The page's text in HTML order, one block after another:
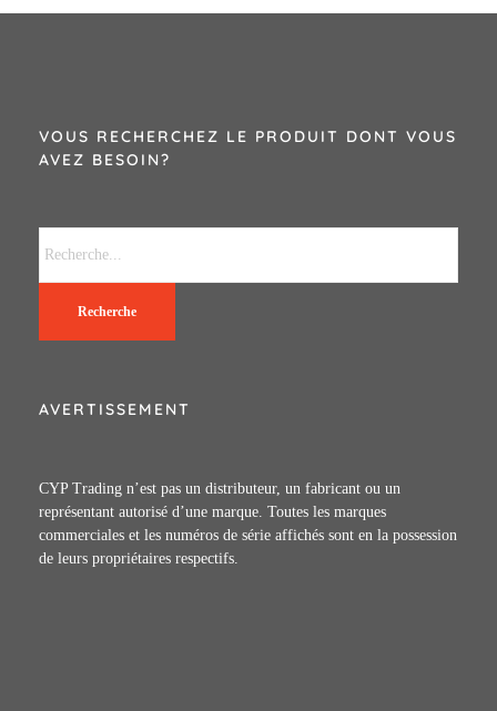
VOUS RECHERCHEZ LE PRODUIT DONT VOUS
AVEZ BESOIN?
Recherche
AVERTISSEMENT
CYP Trading n’est pas un distributeur, un fabricant ou un
représentant autorisé d’une marque. Toutes les marques
commerciales et les numéros de série affichés sont en la possession
de leurs propriétaires respectifs.